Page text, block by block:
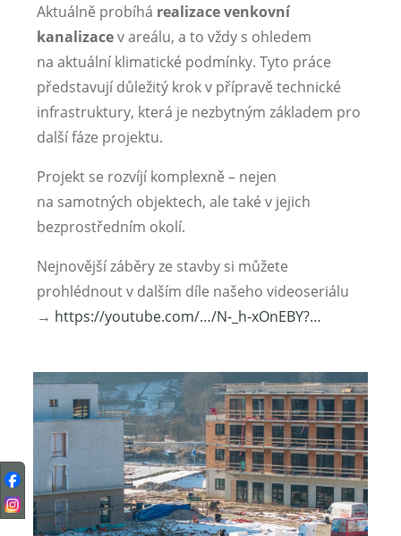
Aktuálně probíhá realizace venkovní
kanalizacev areálu, a to vždy s ohledem
na aktuální klimatické podmínky. Tyto práce
představují důležitý krok v přípravě technické
infrastruktury, která je nezbytným základem pro
další fáze projektu.
Projekt se rozvíjí komplexně – nejen
na samotných objektech, ale také v jejich
bezprostředním o­kolí.
Nejnovější záběry ze stavby si můžete
prohlédnout v dalším díle našeho videoseriálu
→ https://youtube.com/…/N-_h-xOnEBY?…